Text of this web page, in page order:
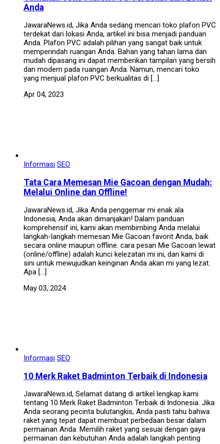
Anda
JawaraNews.id, Jika Anda sedang mencari toko plafon PVC
terdekat dari lokasi Anda, artikel ini bisa menjadi panduan
Anda. Plafon PVC adalah pilihan yang sangat baik untuk
memperindah ruangan Anda. Bahan yang tahan lama dan
mudah dipasang ini dapat memberikan tampilan yang bersih
dan modern pada ruangan Anda. Namun, mencari toko
yang menjual plafon PVC berkualitas di […]
Apr 04, 2023
Informasi SEO
Tata Cara Memesan Mie Gacoan dengan Mudah:
Melalui Online dan Offline!
JawaraNews.id, Jika Anda penggemar mi enak ala
Indonesia, Anda akan dimanjakan! Dalam panduan
komprehensif ini, kami akan membimbing Anda melalui
langkah-langkah memesan Mie Gacoan favorit Anda, baik
secara online maupun offline. cara pesan Mie Gacoan lewat
(online/offline) adalah kunci kelezatan mi ini, dan kami di
sini untuk mewujudkan keinginan Anda akan mi yang lezat.
Apa […]
May 03, 2024
Informasi SEO
10 Merk Raket Badminton Terbaik di Indonesia
JawaraNews.id, Selamat datang di artikel lengkap kami
tentang 10 Merk Raket Badminton Terbaik di Indonesia. Jika
Anda seorang pecinta bulutangkis, Anda pasti tahu bahwa
raket yang tepat dapat membuat perbedaan besar dalam
permainan Anda. Memilih raket yang sesuai dengan gaya
permainan dan kebutuhan Anda adalah langkah penting